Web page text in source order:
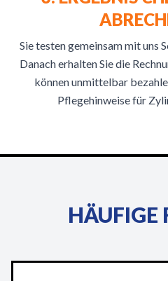
Sie testen gemeinsam mit uns
Danach erhalten Sie die
können unmittelbar
Pflegehinweise für
HÄUFIGE